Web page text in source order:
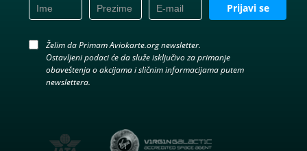
Prijavi se
Želim da Primam Aviokarte.org newsletter.
Ostavljeni podaci će da služe isključivo za primanje
obaveštenja o akcijama i sličnim informacijama putem
newslettera.